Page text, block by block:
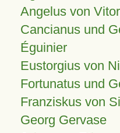
Angelus von
Cancianus und
Éguinier
Eustorgius von
Fortunatus und
Franziskus von
Georg Gervase